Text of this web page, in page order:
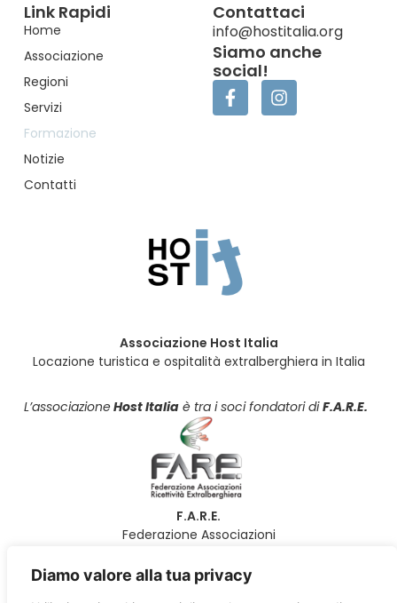
Diamo valore alla tua privacy
Associazione Host Italia
Locazione turistica e ospitalità extralberghiera in Italia
L’associazioneHost Italiaè tra i soci fondatori diF.A.R.E.
F.A.R.E.
Federazione Associazioni
Link Rapidi
Home
Associazione
Regioni
Servizi
Formazione
Notizie
Contatti
Contattaci
info@hostitalia.org
Siamo anche
social!